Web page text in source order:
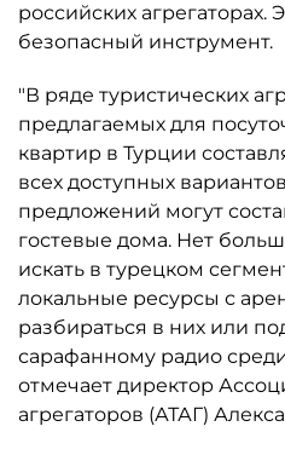
российских
безопасный инструмент.
"В ряде туристических
предлагаемых для
квартир в Турции
всех доступных
предложений могут
гостевые дома. Нет
искать в турецком
локальные ресурсы с
разбираться в них или
сарафанному радио
отмечает директор
агрегаторов (АТАГ)